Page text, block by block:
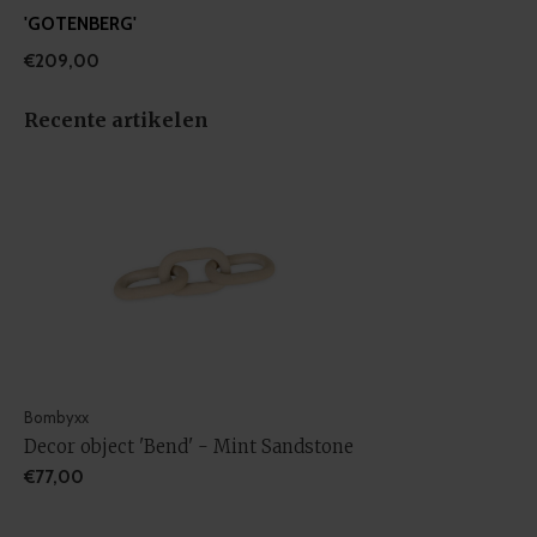
'GOTENBERG'
€209,00
Recente artikelen
Bombyxx
Decor object 'Bend' - Mint Sandstone
€77,00